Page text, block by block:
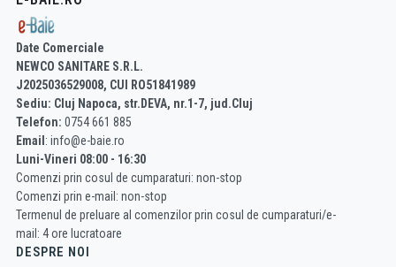
Date Comerciale
NEWCO SANITARE S.R.L.
J2025036529008, CUI RO51841989
Sediu: Cluj Napoca, str.DEVA, nr.1-7, jud.Cluj
Telefon: 0754 661 885
Email : info@e-baie.ro
Luni-Vineri 08:00 - 16:30
Comenzi prin cosul de cumparaturi: non-stop
Comenzi prin e-mail: non-stop
Termenul de preluare al comenzilor prin cosul de cumparaturi/e-
mail: 4 ore lucratoare
DESPRE NOI